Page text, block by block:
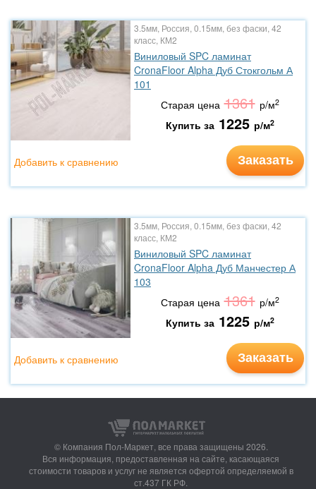
3.5мм, Россия, 0.15мм, без фаски, 42
класс, КМ2
Виниловый SPC ламинат
CronaFloor Alpha Дуб Стокгольм А
101
Старая цена 1361 р/м2
Купить за 1225 р/м2
Заказать
Добавить к сравнению
3.5мм, Россия, 0.15мм, без фаски, 42
класс, КМ2
Виниловый SPC ламинат
CronaFloor Alpha Дуб Манчестер А
103
Старая цена 1361 р/м2
Купить за 1225 р/м2
Заказать
Добавить к сравнению
© Компания Пол-Маркет, все права защищены 2026.
Вся информация, предоставленная на сайте, касающаяся
стоимости товаров и услуг не является офертой определяемой в
ст.437 ГК РФ.